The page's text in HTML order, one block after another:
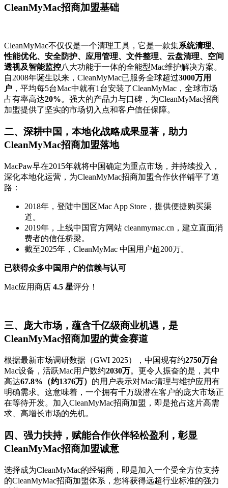
CleanMyMac招商加盟基础
CleanMyMac不仅仅是一个清理工具，它是一款集系统清理、
性能优化、安全防护、应用管理、文件整理、云盘清理、空间
透视及智能监控八大功能于一体的全能型Mac维护解决方案。
自2008年诞生以来，CleanMyMac已服务全球超过3000万用
户 ，平均每5台Mac中就有1台安装了CleanMyMac，全球市场
占有率高达20%。强大的产品力与口碑，为CleanMyMac招商
加盟提供了坚实的市场切入点和客户信任保障。
二、深耕中国，本地化战略成果显著，助力
CleanMyMac招商加盟落地
MacPaw早在2015年就将中国确定为重点市场，并持续投入，
深化本地化运营，为CleanMyMac招商加盟合作伙伴铺平了道
路：
2018年，登陆中国区Mac App Store，提供便捷购买渠
道。
2019年，上线中国官方网站 cleanmymac.cn，建立直面消
费者的信任桥梁。
截至2025年，CleanMyMac 中国用户超200万。
已获得众多中国用户的信赖与认可
Mac应用商店 4.5 星评分！
三、庞大市场，蕴含千亿级商业机遇，是
CleanMyMac招商加盟的黄金赛道
根据最新市场调研数据（GWI 2025），中国现有约2750万台
Mac设备，活跃Mac用户数约2030万。更令人振奋的是，其中
高达67.8%（约1376万） 的用户表示对Mac清理与维护应用有
明确需求。这意味着，一个拥有千万级潜在客户的庞大市场正
在等待开发。加入CleanMyMac招商加盟，即是抢占这片高需
求、高增长市场的先机。
四、强力扶持，赋能合作伙伴轻松盈利，彰显
CleanMyMac招商加盟诚意
选择成为CleanMyMac的经销商，即是加入一个受全方位支持
的CleanMyMac招商加盟体系，您将获得远超行业标准的强力